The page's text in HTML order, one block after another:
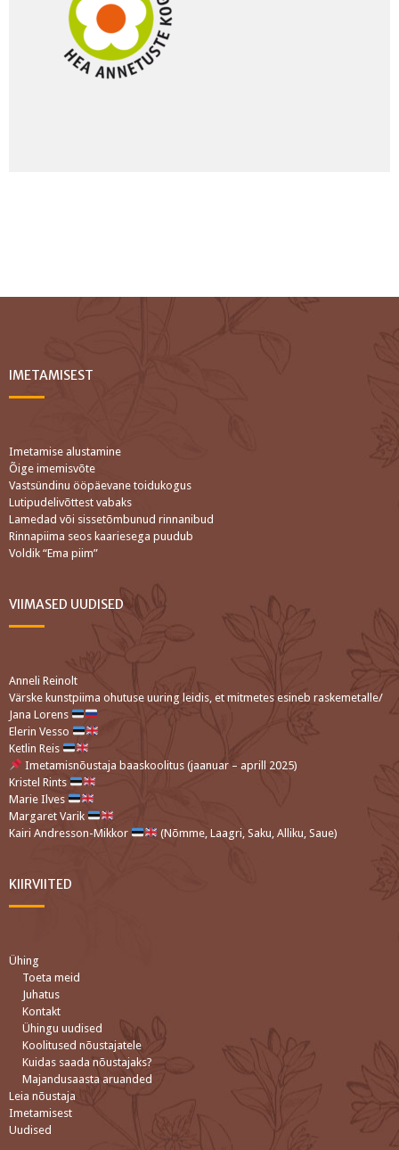
IMETAMISEST
Imetamise alustamine
Õige imemisvõte
Vastsündinu ööpäevane toidukogus
Lutipudelivõttest vabaks
Lamedad või sissetõmbunud rinnanibud
Rinnapiima seos kaariesega puudub
Voldik “Ema piim”
VIIMASED UUDISED
Anneli Reinolt
Värske kunstpiima ohutuse uuring leidis, et mitmetes esineb raskemetalle/
Jana Lorens
Elerin Vesso
Ketlin Reis
Imetamisnõustaja baaskoolitus (jaanuar – aprill 2025)
Kristel Rints
Marie Ilves
Margaret Varik
Kairi Andresson-Mikkor
(Nõmme, Laagri, Saku, Alliku, Saue)
KIIRVIITED
Ühing
Toeta meid
Juhatus
Kontakt
Ühingu uudised
Koolitused nõustajatele
Kuidas saada nõustajaks?
Majandusaasta aruanded
Leia nõustaja
Imetamisest
Uudised